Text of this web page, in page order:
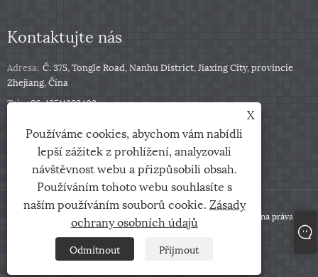
Kontaktujte nás
Adresa: Č. 375, Tongle Road, Nanhu District, Jiaxing City, provincie
Zhejiang, Čína
Tel: +86-13511332403
sales@qbfastener.cn
Copyright © 2024 Jiaxing City Qunbang Hardware Co, Ltd. Všechna práva
Sitemap RSS XML Zásady ochrany osobních údajů
X
Používáme cookies, abychom vám nabídli
lepší zážitek z prohlížení, analyzovali
návštěvnost webu a přizpůsobili obsah.
Používáním tohoto webu souhlasíte s
naším používáním souborů cookie. Zásady
ochrany osobních údajů
Odmítnout Přijmout